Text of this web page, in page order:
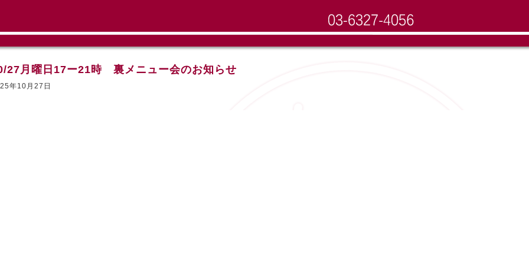
27月曜日17ー21時 裏メニュー会のお知らせ
年10月27日